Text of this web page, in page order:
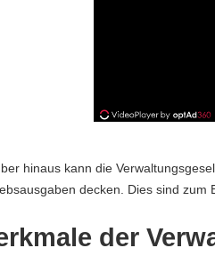
hinaus kann die
decken. Dies sind zum
der